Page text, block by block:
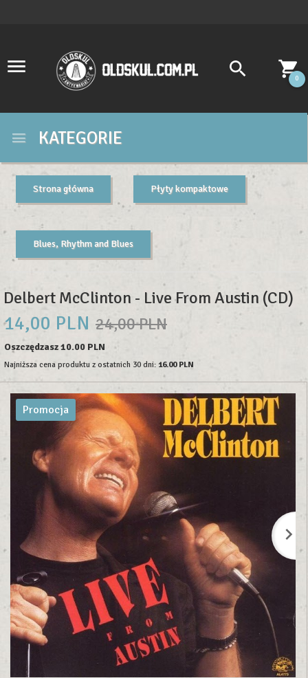
0
KATEGORIE
Strona główna Płyty kompaktowe
Blues, Rhythm and Blues
Delbert McClinton - Live From Austin (CD)
14,00 PLN 24,00 PLN
Oszczędzasz 10.00 PLN
Najniższa cena produktu z ostatnich 30 dni: 16.00 PLN
Promocja